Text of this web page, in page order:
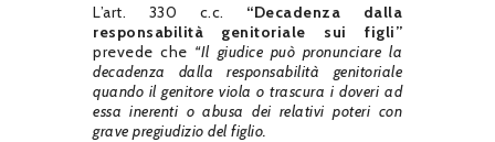
L’art. 330 c.c. “Decadenza dalla
responsabilità genitoriale sui figli”
prevede che “Il giudice può pronunciare la
decadenza dalla responsabilità genitoriale
quando il genitore viola o trascura i doveri ad
essa inerenti o abusa dei relativi poteri con
grave pregiudizio del figlio.